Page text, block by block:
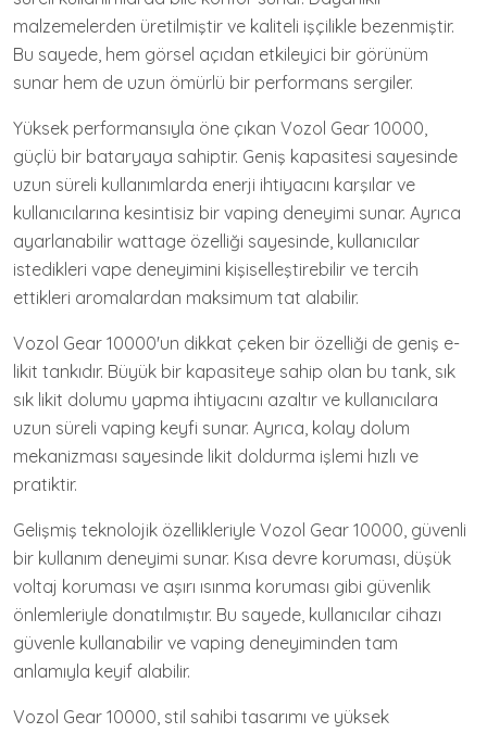
malzemelerden üretilmiştir ve kaliteli işçilikle bezenmiştir.
Bu sayede, hem görsel açıdan etkileyici bir görünüm
sunar hem de uzun ömürlü bir performans sergiler.
Yüksek performansıyla öne çıkan Vozol Gear 10000,
güçlü bir bataryaya sahiptir. Geniş kapasitesi sayesinde
uzun süreli kullanımlarda enerji ihtiyacını karşılar ve
kullanıcılarına kesintisiz bir vaping deneyimi sunar. Ayrıca
ayarlanabilir wattage özelliği sayesinde, kullanıcılar
istedikleri vape deneyimini kişiselleştirebilir ve tercih
ettikleri aromalardan maksimum tat alabilir.
Vozol Gear 10000'un dikkat çeken bir özelliği de geniş e-
likit tankıdır. Büyük bir kapasiteye sahip olan bu tank, sık
sık likit dolumu yapma ihtiyacını azaltır ve kullanıcılara
uzun süreli vaping keyfi sunar. Ayrıca, kolay dolum
mekanizması sayesinde likit doldurma işlemi hızlı ve
pratiktir.
Gelişmiş teknolojik özellikleriyle Vozol Gear 10000, güvenli
bir kullanım deneyimi sunar. Kısa devre koruması, düşük
voltaj koruması ve aşırı ısınma koruması gibi güvenlik
önlemleriyle donatılmıştır. Bu sayede, kullanıcılar cihazı
güvenle kullanabilir ve vaping deneyiminden tam
anlamıyla keyif alabilir.
Vozol Gear 10000, stil sahibi tasarımı ve yüksek